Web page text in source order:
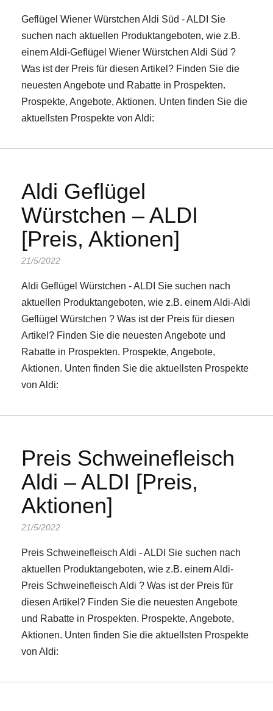
Geflügel Wiener Würstchen Aldi Süd - ALDI Sie
suchen nach aktuellen Produktangeboten, wie z.B.
einem Aldi-Geflügel Wiener Würstchen Aldi Süd ?
Was ist der Preis für diesen Artikel? Finden Sie die
neuesten Angebote und Rabatte in Prospekten.
Prospekte, Angebote, Aktionen. Unten finden Sie die
aktuellsten Prospekte von Aldi:
Aldi Geflügel
Würstchen – ALDI
[Preis, Aktionen]
21/5/2022
Aldi Geflügel Würstchen - ALDI Sie suchen nach
aktuellen Produktangeboten, wie z.B. einem Aldi-Aldi
Geflügel Würstchen ? Was ist der Preis für diesen
Artikel? Finden Sie die neuesten Angebote und
Rabatte in Prospekten. Prospekte, Angebote,
Aktionen. Unten finden Sie die aktuellsten Prospekte
von Aldi:
Preis Schweinefleisch
Aldi – ALDI [Preis,
Aktionen]
21/5/2022
Preis Schweinefleisch Aldi - ALDI Sie suchen nach
aktuellen Produktangeboten, wie z.B. einem Aldi-
Preis Schweinefleisch Aldi ? Was ist der Preis für
diesen Artikel? Finden Sie die neuesten Angebote
und Rabatte in Prospekten. Prospekte, Angebote,
Aktionen. Unten finden Sie die aktuellsten Prospekte
von Aldi: